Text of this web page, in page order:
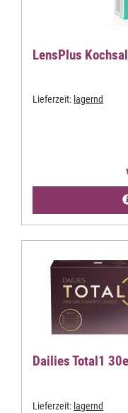
LensPlus
Lieferzeit: lagernd
Dailies Total1
Lieferzeit: lagernd